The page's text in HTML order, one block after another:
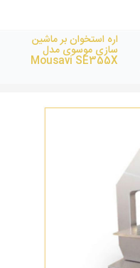
اره استخوان بر ماشین
سازی موسوی مدل
Mousavi SE355X